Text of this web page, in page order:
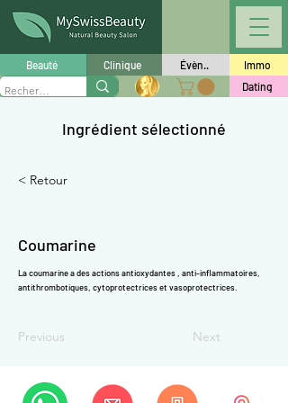
Beauté Clinique Évèn..
Immo
Dating
Ingrédient sélectionné
< Retour
Coumarine
La coumarine a des actionsantioxydantes , anti-inflammatoires,
antithrombotiques, cytoprotectrices et vasoprotectrices.
Previous Next